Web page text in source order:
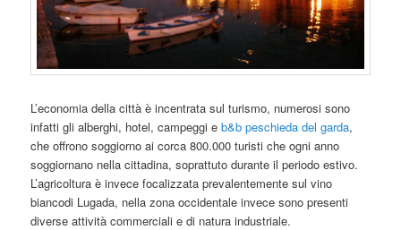
L’economia della città è incentrata sul turismo, numerosi sono
infatti gli alberghi, hotel, campeggi eb&b peschieda del garda,
che offrono soggiorno ai corca 800.000 turisti che ogni anno
soggiornano nella cittadina, soprattuto durante il periodo estivo.
L’agricoltura è invece focalizzata prevalentemente sul vino
biancodi Lugada, nella zona occidentale invece sono presenti
diverse attività commerciali e di natura industriale.